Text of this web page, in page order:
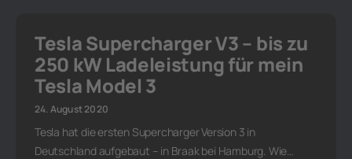
Tesla Supercharger V3 – bis zu
250 kW Ladeleistung für mein
Tesla Model 3
24. August 2020
Tesla hat die ersten Supercharger Version 3 in
Deutschland aufgebaut – in Braak bei Hamburg. Wie…